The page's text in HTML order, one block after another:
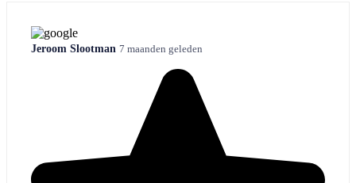
Jeroom Slootman 7 maanden geleden